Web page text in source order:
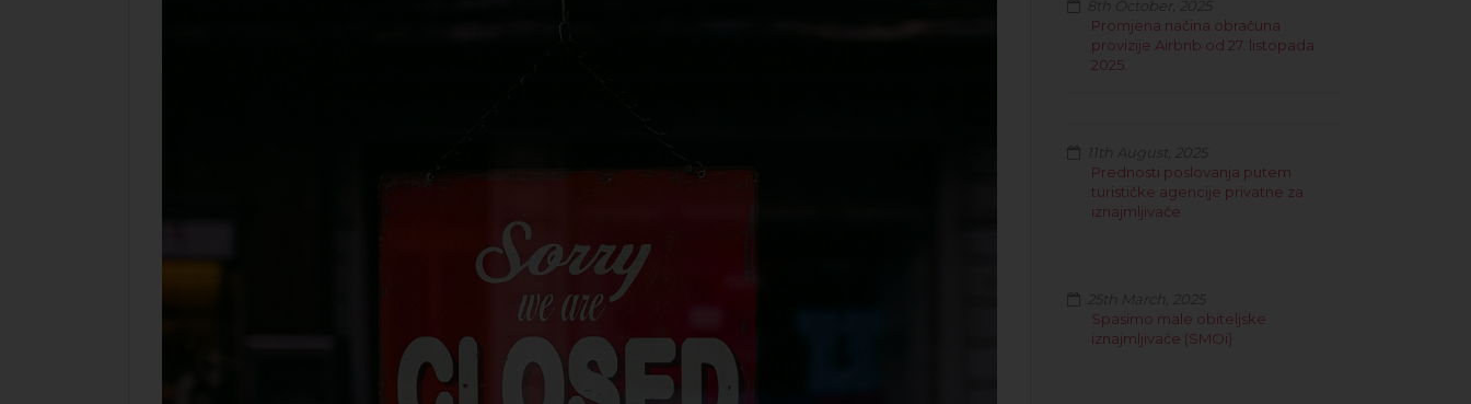
Promjena načina obračuna
provizije Airbnb od 27. listopada
2025.
Prednosti poslovanja putem
turističke agencije privatne za
iznajmljivače
Spasimo male obiteljske
iznajmljivače (SMOi)